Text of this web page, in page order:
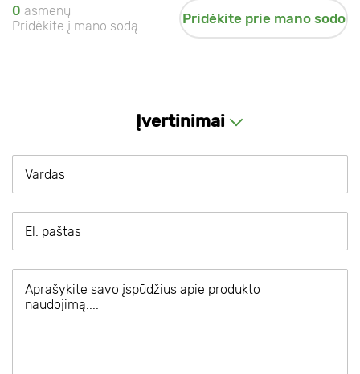
0 asmenų
Pridėkite į mano sodą
Pridėkite prie mano sodo
Įvertinimai